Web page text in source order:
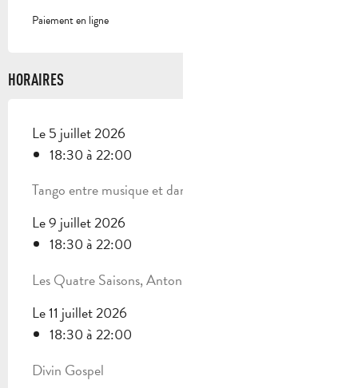
Paiement en ligne
HORAIRES
Le 5 juillet 2026
18:30 à 22:00
Tango entre musique et danse
Le 9 juillet 2026
18:30 à 22:00
Les Quatre Saisons, Antonio Vivaldi
Le 11 juillet 2026
18:30 à 22:00
Divin Gospel